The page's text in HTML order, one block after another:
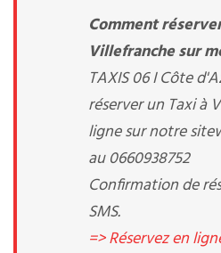
Comment
Villefranche sur
TAXIS 06 I Côte
réserver un Taxi à
ligne sur notre
au 0660938752
Confirmation de
SMS.
=> Réservez en